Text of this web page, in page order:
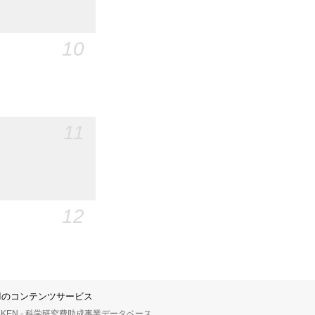
10
12
のコンテンツサービス